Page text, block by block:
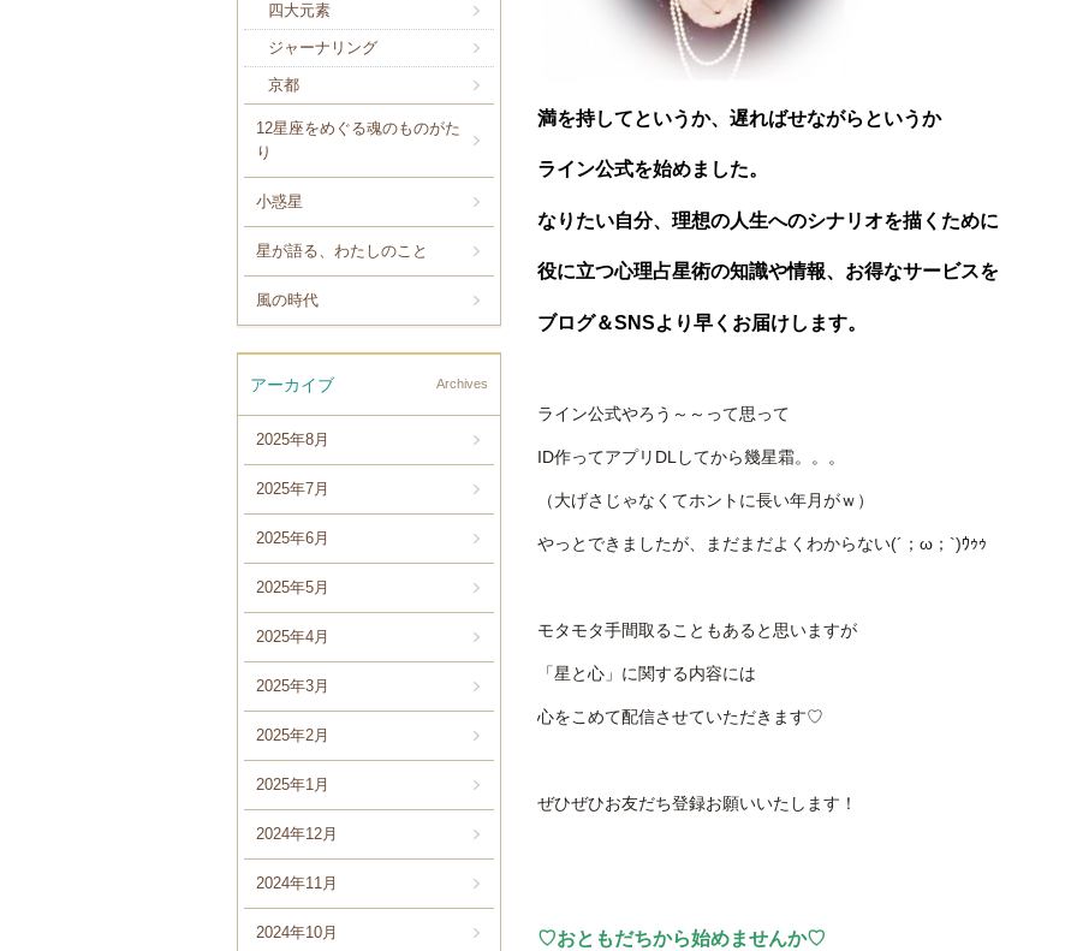
四大元素
ジャーナリング
京都
12星座をめぐる魂のものがた
り
小惑星
星が語る、わたしのこと
風の時代
アーカイブ Archives
2025年8月
2025年7月
2025年6月
2025年5月
2025年4月
2025年3月
2025年2月
2025年1月
2024年12月
2024年11月
2024年10月
満を持してというか、遅ればせながらというか
ライン公式を始めました。
なりたい自分、理想の人生へのシナリオを描くために
役に立つ心理占星術の知識や情報、お得なサービスを
ブログ＆SNSより早くお届けします。
ライン公式やろう～～って思って
ID作ってアプリDLしてから幾星霜。。。
（大げさじゃなくてホントに長い年月がｗ）
やっとできましたが、まだまだよくわからない(´；ω；`)ｳｩｩ
モタモタ手間取ることもあると思いますが
「星と心」に関する内容には
心をこめて配信させていただきます♡
ぜひぜひお友だち登録お願いいたします！
♡おともだちから始めませんか♡